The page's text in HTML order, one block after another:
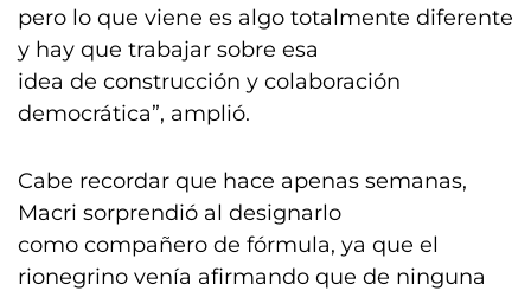
pero lo que viene es algo totalmente diferente
y hay que trabajar sobre esa
idea de construcción y colaboración
democrática”, amplió.
Cabe recordar que hace apenas semanas,
Macri sorprendió al designarlo
como compañero de fórmula, ya que el
rionegrino venía afirmando que de ninguna